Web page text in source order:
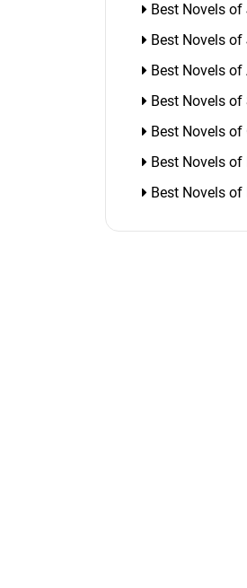
Best Novels
Best Novels
Best Novels
Best Novels
Best Novels
Best Novels
Best Novels